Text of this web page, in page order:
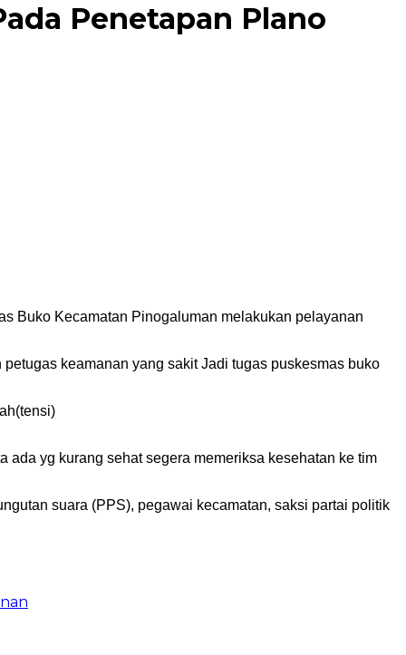
Penetapan Plano
Buko Kecamatan Pinogaluman melakukan pelayanan
keamanan yang sakit Jadi tugas puskesmas buko
yg kurang sehat segera memeriksa kesehatan ke tim
suara (PPS), pegawai kecamatan, saksi partai politik